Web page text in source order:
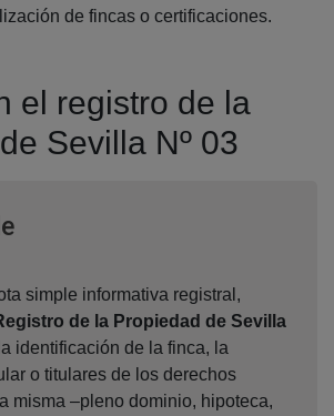
de fincas o certificaciones.
el registro de la
Sevilla Nº 03
Ventana nueva
simple informativa registral,
de la Propiedad de Sevilla
identificación de la finca, la
o titulares de los derechos
misma –pleno dominio, hipoteca,